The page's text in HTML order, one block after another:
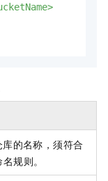
的名称，须符合
规则。